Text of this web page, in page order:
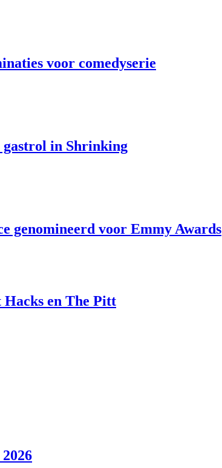
voor comedyserie
in Shrinking
genomineerd voor Emmy Awards
en The Pitt